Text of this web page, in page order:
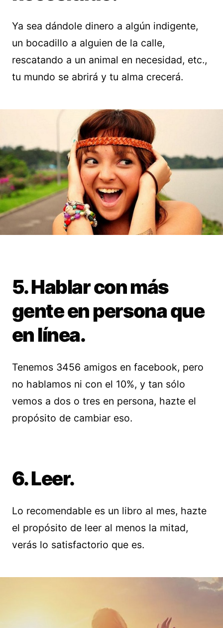
Ya sea dándole dinero a algún indigente,
un bocadillo a alguien de la calle,
rescatando a un animal en necesidad, etc.,
tu mundo se abrirá y tu alma crecerá.
5. Hablar con más
gente en persona que
en línea.
Tenemos 3456 amigos en facebook, pero
no hablamos ni con el 10%, y tan sólo
vemos a dos o tres en persona, hazte el
propósito de cambiar eso.
6. Leer.
Lo recomendable es un libro al mes, hazte
el propósito de leer al menos la mitad,
verás lo satisfactorio que es.